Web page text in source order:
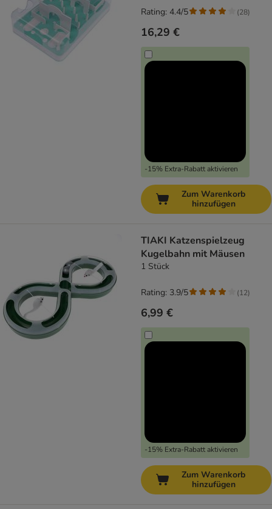
16,29 €
-15% Extra-Rabatt aktivieren
Rating: 4.4/5 (28)
Zum Warenkorb
hinzufügen
TIAKI Katzenspielzeug
Kugelbahn mit Mäusen
1 Stück
6,99 €
-15% Extra-Rabatt aktivieren
Rating: 3.9/5 (12)
Zum Warenkorb
hinzufügen